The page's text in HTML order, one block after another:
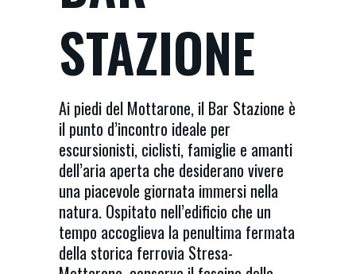
STAZIONE
Ai piedi del Mottarone, il Bar Stazione è
il punto d’incontro ideale per
escursionisti, ciclisti, famiglie e amanti
dell’aria aperta che desiderano vivere
una piacevole giornata immersi nella
natura. Ospitato nell’edificio che un
tempo accoglieva la penultima fermata
della storica ferrovia Stresa-